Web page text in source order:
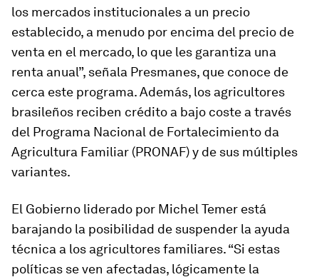
los mercados institucionales a un precio
establecido, a menudo por encima del precio de
venta en el mercado, lo que les garantiza una
renta anual”, señala Presmanes, que conoce de
cerca este programa. Además, los agricultores
brasileños reciben crédito a bajo coste a través
del Programa Nacional de Fortalecimiento da
Agricultura Familiar (PRONAF) y de sus múltiples
variantes.
El Gobierno liderado por Michel Temer está
barajando la posibilidad de suspender la ayuda
técnica a los agricultores familiares. “Si estas
políticas se ven afectadas, lógicamente la